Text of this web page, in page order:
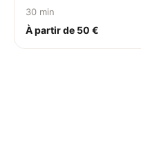
30 min
À partir de 50 €